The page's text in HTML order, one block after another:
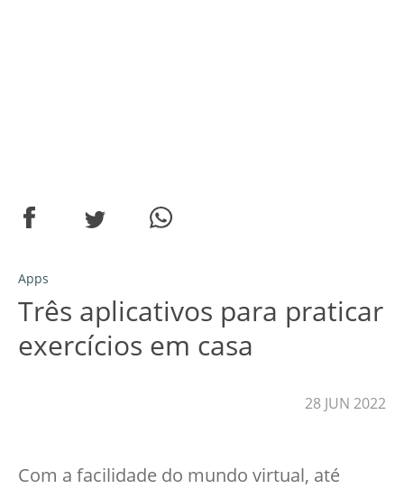
Apps
Três aplicativos para praticar
exercícios em casa
28 JUN 2022
Com a facilidade do mundo virtual, até